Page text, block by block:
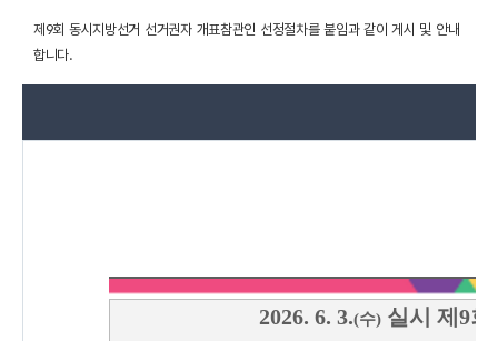
제9회 동시지방선거 선거권자 개표참관인 선정절차를 붙임과 같이 게시 및 안내
합니다.